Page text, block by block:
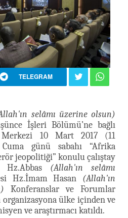
TELEGRAM
selâmı üzerine olsun)
İşleri Bölümü’ne bağlı
Merkezi 10 Mart 2017 (11
günü sabahı “Afrika
jeopolitiği” konulu çalıştay
Hz.Abbas (Allah'ın selâmı
Hz.İmam Hasan (Allah'ın
Konferanslar ve Forumlar
organizasyona ülke içinden ve
ve araştırmacı katıldı.